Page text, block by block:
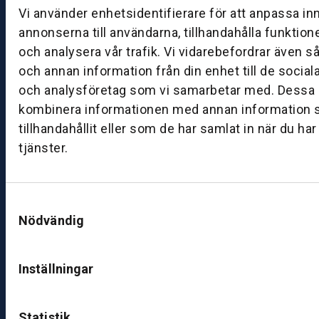
Vi använder enhetsidentifierare för att anpassa
annonserna till användarna, tillhandahålla
och analysera vår trafik. Vi vidarebefordrar även
och annan information från din enhet till de
och analysföretag som vi samarbetar med. Dessa
kombinera informationen med annan information
tillhandahållit eller som de har samlat in när du
tjänster.
Nödvändig
Inställningar
g:
8:
0
0
–
1
7:
0
ut
k